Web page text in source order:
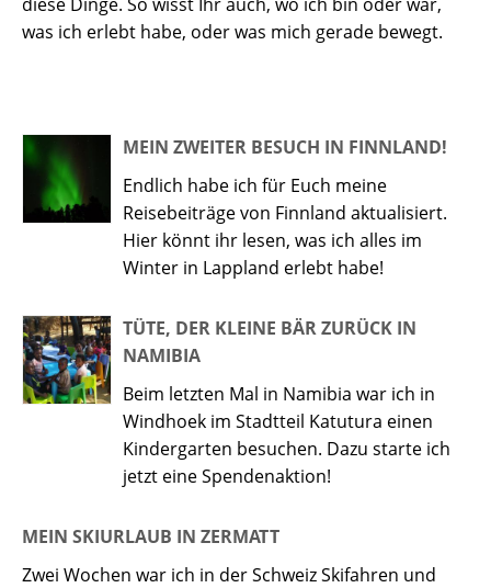
was ich erlebt habe, oder was mich gerade bewegt.
MEIN ZWEITER BESUCH IN FINNLAND!
Endlich habe ich für Euch meine
Reisebeiträge von Finnland aktualisiert.
Hier könnt ihr lesen, was ich alles im
Winter in Lappland erlebt habe!
TÜTE, DER KLEINE BÄR ZURÜCK IN
NAMIBIA
Beim letzten Mal in Namibia war ich in
Windhoek im Stadtteil Katutura einen
Kindergarten besuchen. Dazu starte ich
jetzt eine Spendenaktion!
MEIN SKIURLAUB IN ZERMATT
Zwei Wochen war ich in der Schweiz Skifahren und